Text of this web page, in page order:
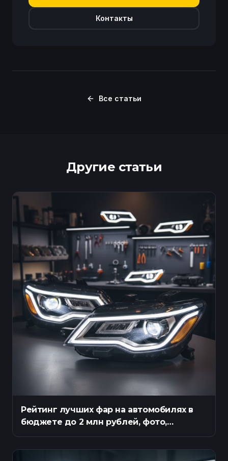
Контакты
Все статьи
Другие статьи
Рейтинг лучших фар на автомобилях в
бюджете до 2 млн рублей, фото,
описание